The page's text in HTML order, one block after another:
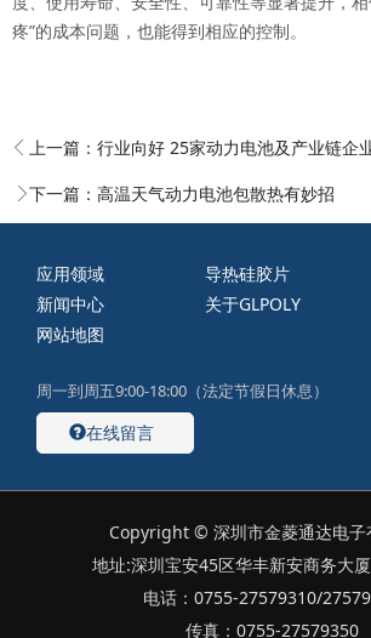
疼”的成本问题，也能得到相应的控制。
上一篇： 行业向好 25家动力电池及产业链企
下一篇： 高温天气动力电池包散热有妙招
应用领域 导热硅胶片
新闻中心
关于GLPOLY
网站地图
周一到周五9:00-18:00（法定节假日休息）
在线留言
Copyright © 深圳市金菱通达电子
地址:深圳宝安45区华丰新安商务大
电话：0755-27579310/
传真：0755-27579350